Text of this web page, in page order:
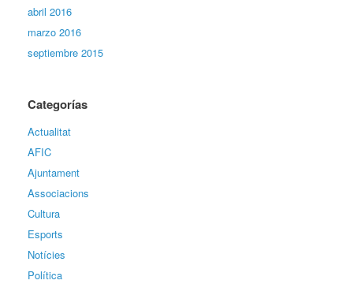
abril 2016
marzo 2016
septiembre 2015
Categorías
Actualitat
AFIC
Ajuntament
Associacions
Cultura
Esports
Notícies
Política